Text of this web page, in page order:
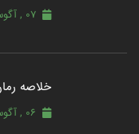
07 , آگوست , 2026
خلاصه
06 , آگوست , 2026